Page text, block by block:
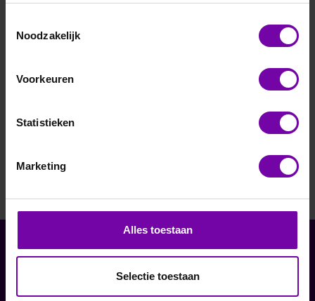
Noodzakelijk
Voorkeuren
Statistieken
Marketing
Alles toestaan
Selectie toestaan
EE220 serie
vochtigheid en
Informatie
Bedrijf